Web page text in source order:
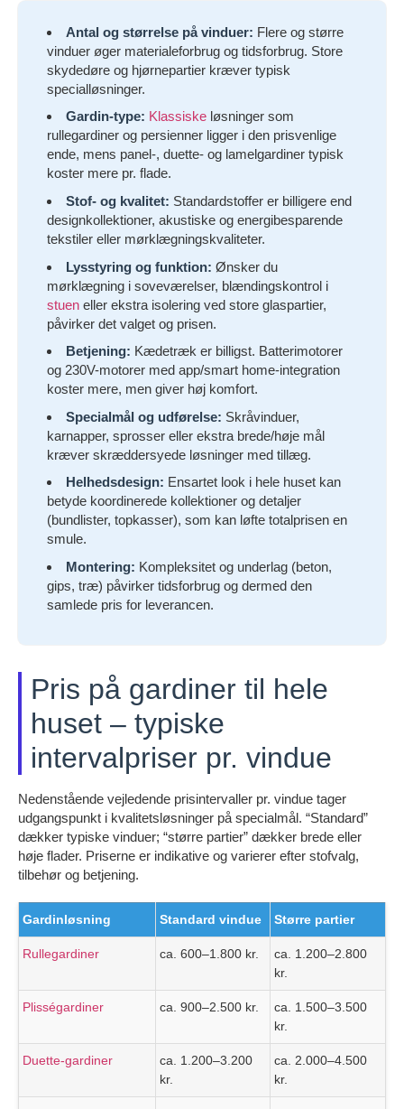
Antal og størrelse på vinduer: Flere og større
vinduer øger materialeforbrug og tidsforbrug. Store
skydedøre og hjørnepartier kræver typisk
specialløsninger.
Gardin-type: Klassiske løsninger som
rullegardiner og persienner ligger i den prisvenlige
ende, mens panel-, duette- og lamelgardiner typisk
koster mere pr. flade.
Stof- og kvalitet: Standardstoffer er billigere end
designkollektioner, akustiske og energibesparende
tekstiler eller mørklægningskvaliteter.
Lysstyring og funktion: Ønsker du
mørklægning i soveværelser, blændingskontrol i
stuen eller ekstra isolering ved store glaspartier,
påvirker det valget og prisen.
Betjening: Kædetræk er billigst. Batterimotorer
og 230V-motorer med app/smart home-integration
koster mere, men giver høj komfort.
Specialmål og udførelse: Skråvinduer,
karnapper, sprosser eller ekstra brede/høje mål
kræver skræddersyede løsninger med tillæg.
Helhedsdesign: Ensartet look i hele huset kan
betyde koordinerede kollektioner og detaljer
(bundlister, topkasser), som kan løfte totalprisen en
smule.
Montering: Kompleksitet og underlag (beton,
gips, træ) påvirker tidsforbrug og dermed den
samlede pris for leverancen.
Pris på gardiner til hele
huset – typiske
intervalpriser pr. vindue
Nedenstående vejledende prisintervaller pr. vindue tager
udgangspunkt i kvalitetsløsninger på specialmål. “Standard”
dækker typiske vinduer; “større partier” dækker brede eller
høje flader. Priserne er indikative og varierer efter stofvalg,
tilbehør og betjening.
Gardinløsning Standard vindue Større partier
Rullegardiner ca. 600–1.800 kr.
ca. 1.200–2.800
kr.
Plisségardiner ca. 900–2.500 kr.
ca. 1.500–3.500
kr.
Duette-gardiner
ca. 1.200–3.200
kr.
ca. 2.000–4.500
kr.